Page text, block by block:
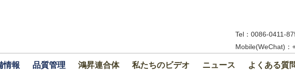
Tel：0086-0411-
Mobile(WeChat)：
情報 品質管理 鴻昇連合体 私たちのビデオ ニュース よくある質